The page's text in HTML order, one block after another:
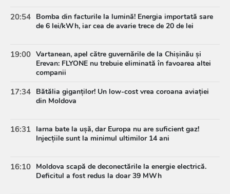
20:54 Bomba din facturile la lumină! Energia importată sare
de 6 lei/kWh, iar cea de avarie trece de 20 de lei
19:00 Vartanean, apel către guvernările de la Chișinău și
Erevan: FLYONE nu trebuie eliminată în favoarea altei
companii
17:34 Bătălia giganților! Un low-cost vrea coroana aviației
din Moldova
16:31 Iarna bate la ușă, dar Europa nu are suficient gaz!
Injecțiile sunt la minimul ultimilor 14 ani
16:10 Moldova scapă de deconectările la energie electrică.
Deficitul a fost redus la doar 39 MWh